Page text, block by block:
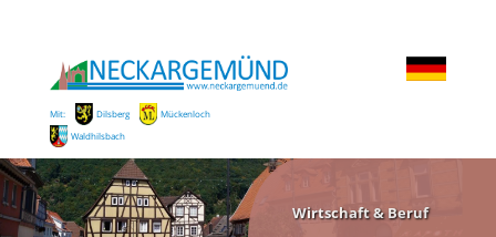
Mit: Dilsberg
Mückenloch
Waldhilsbach
Wirtschaft & Beruf